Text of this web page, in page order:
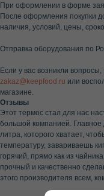
При оформлении в форме
После оформления покупки
наличия, условий, цены,
Отправка оборудования по
Если у вас возникли
zakaz@keepfood.ru или
магазине.
Отзывы
Этот термос стал для нас
большой компанией.
литра, которого хватает,
температуру, завариваешь
горячий, прямо как из
прочный и качественно
этого производителя всем,